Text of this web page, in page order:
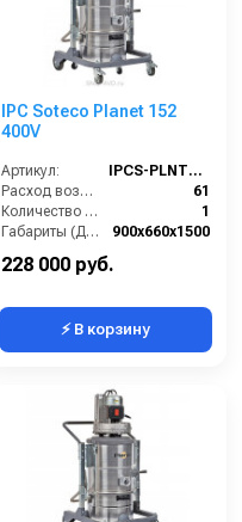
IPC Soteco Planet 152
400V
Артикул:
IPCS-PLNT152-400V
Расход воздуха (л/сек):
61
Количество всасывающих турбин (шт):
1
Габариты (ДхШхВ):
900х660х1500
228 000 руб.
⚡ В корзину